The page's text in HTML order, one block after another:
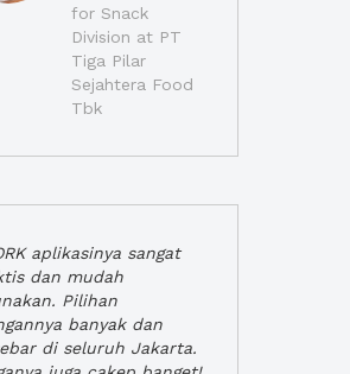
for Snack
Division at PT
Tiga Pilar
Sejahtera Food
Tbk
aplikasinya sangat
dan mudah
Pilihan
banyak dan
di seluruh Jakarta.